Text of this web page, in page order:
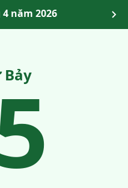
năm 2026